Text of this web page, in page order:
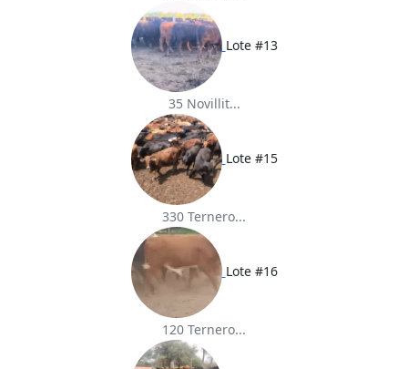
Lote #13
35 Novillit...
Lote #15
330 Ternero...
Lote #16
120 Ternero...